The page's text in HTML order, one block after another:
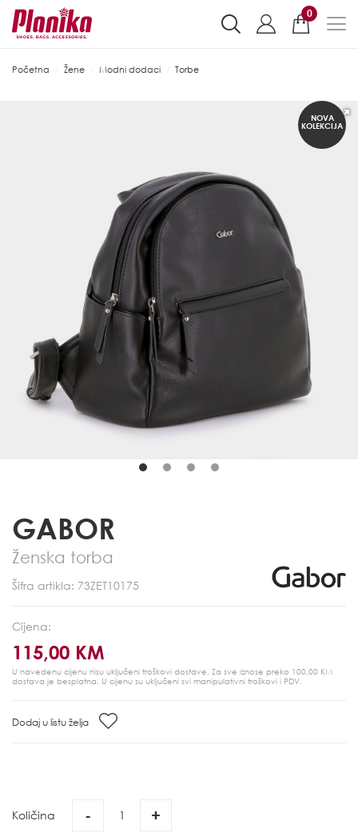
0
Početna Žene Modni dodaci Torbe
NOVA
KOLEKCIJA
GABOR
Ženska torba
Šifra artikla: 73ZET10175
Cijena:
115,00 KM
U navedenu cijenu nisu uključeni troškovi dostave. Za sve iznose preko 100,00 KM
dostava je besplatna. U cijenu su uključeni svi manipulativni troškovi i PDV.
Dodaj u listu želja
Količina - +